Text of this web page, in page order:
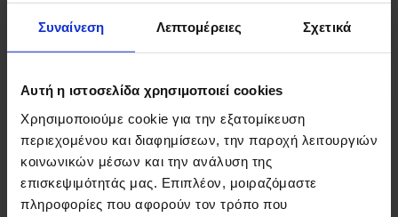
Συναίνεση Λεπτομέρειες Σχετικά
Αυτή η ιστοσελίδα χρησιμοποιεί cookies
Χρησιμοποιούμε cookie για την εξατομίκευση
περιεχομένου και διαφημίσεων, την παροχή λειτουργιών
κοινωνικών μέσων και την ανάλυση της
επισκεψιμότητάς μας. Επιπλέον, μοιραζόμαστε
πληροφορίες που αφορούν τον τρόπο που
94,76 €